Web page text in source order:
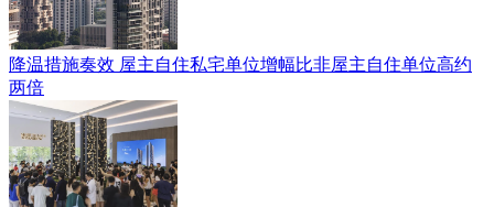
降温措施奏效 屋主自住私宅单位增幅比非屋主自住单位高约
两倍